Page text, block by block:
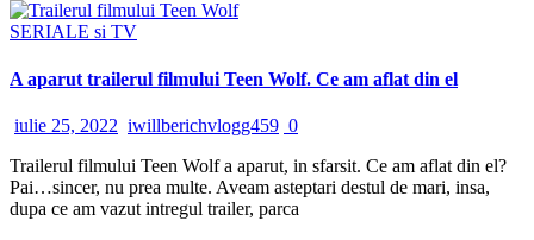
SERIALE si TV
A aparut trailerul filmului Teen Wolf. Ce am aflat din el
iulie 25, 2022 iwillberichvlogg459 0
Trailerul filmului Teen Wolf a aparut, in sfarsit. Ce am aflat din el?
Pai…sincer, nu prea multe. Aveam asteptari destul de mari, insa,
dupa ce am vazut intregul trailer, parca